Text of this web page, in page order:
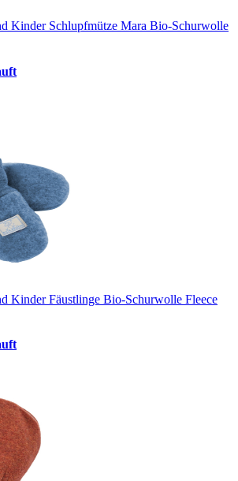
Kinder Schlupfmütze Mara Bio-Schurwolle
Kinder Fäustlinge Bio-Schurwolle Fleece